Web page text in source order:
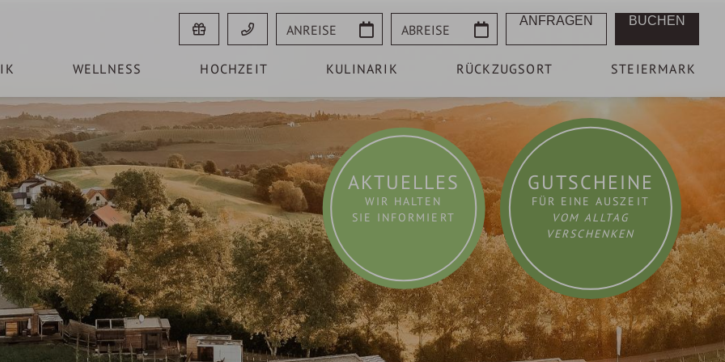
Anreise Abreise ANFRAGEN BUCHEN
WELLNESS HOCHZEIT KULINARIK RÜCKZUGSORT STEIERMARK
GUTSCHEINE
FÜR EINE AUSZEIT
VOM ALLTAG
VERSCHENKEN
AKTUELLES
WIR HALTEN
SIE INFORMIERT